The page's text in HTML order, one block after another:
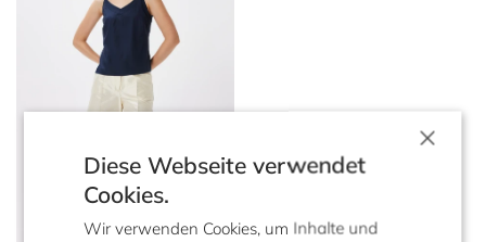
×
Diese Webseite verwendet
Cookies.
Wir verwenden Cookies, um Inhalte und